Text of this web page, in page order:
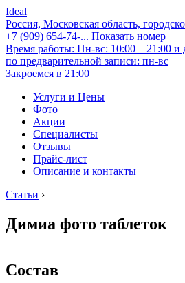
Ideal
Россия, Московская область,
+7 (909) 654-74-... Показать номер
Время работы: Пн-вс: 10:00—21:00 и
по предварительной записи: пн-вс
Закроемся в 21:00
Услуги и Цены
Фото
Акции
Специалисты
Отзывы
Прайс-лист
Описание и контакты
Статьи ›
Димиа фото таблеток
Состав